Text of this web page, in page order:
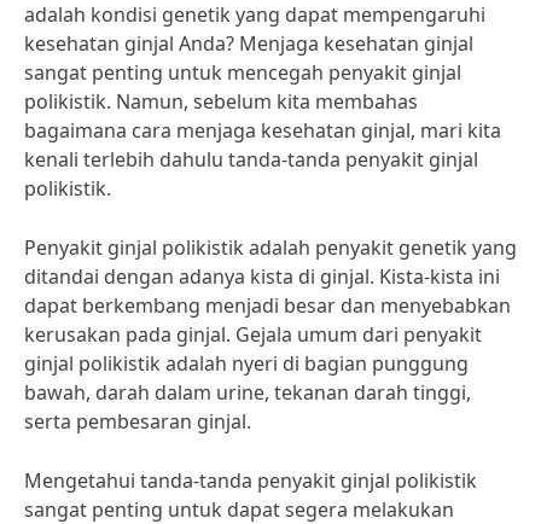
adalah kondisi genetik yang dapat mempengaruhi
kesehatan ginjal Anda? Menjaga kesehatan ginjal
sangat penting untuk mencegah penyakit ginjal
polikistik. Namun, sebelum kita membahas
bagaimana cara menjaga kesehatan ginjal, mari kita
kenali terlebih dahulu tanda-tanda penyakit ginjal
polikistik.
Penyakit ginjal polikistik adalah penyakit genetik yang
ditandai dengan adanya kista di ginjal. Kista-kista ini
dapat berkembang menjadi besar dan menyebabkan
kerusakan pada ginjal. Gejala umum dari penyakit
ginjal polikistik adalah nyeri di bagian punggung
bawah, darah dalam urine, tekanan darah tinggi,
serta pembesaran ginjal.
Mengetahui tanda-tanda penyakit ginjal polikistik
sangat penting untuk dapat segera melakukan